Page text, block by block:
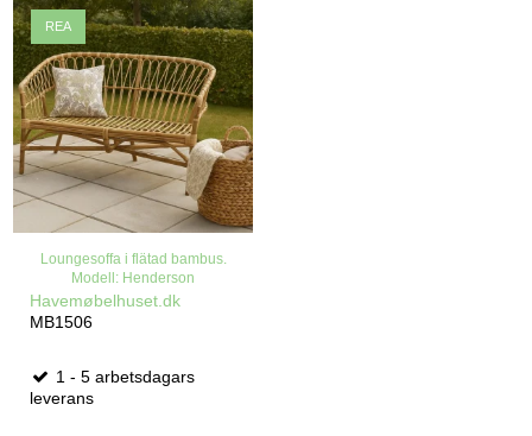
REA
Loungesoffa i flätad bambus.
Modell: Henderson
Havemøbelhuset.dk
MB1506
1 - 5 arbetsdagars
leverans